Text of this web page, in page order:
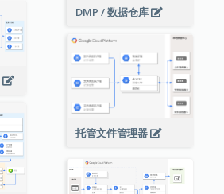
DMP / 数据仓库
托管文件管理器